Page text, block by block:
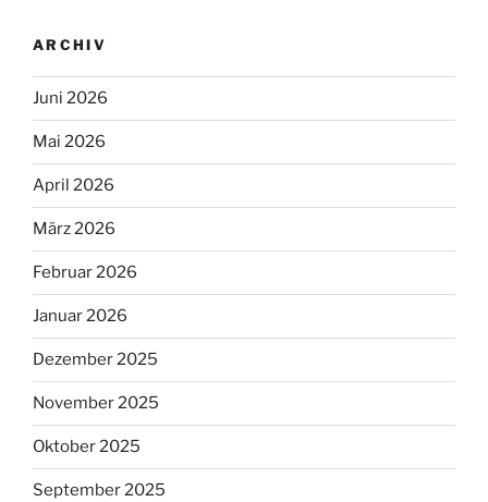
ARCHIV
Juni 2026
Mai 2026
April 2026
März 2026
Februar 2026
Januar 2026
Dezember 2025
November 2025
Oktober 2025
September 2025